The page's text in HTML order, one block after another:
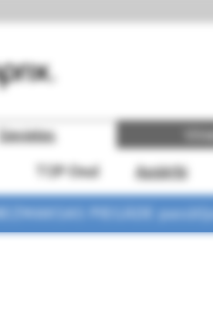
Sievietes
TOP-Deal Apģērbi
BEZMAKSAS PIEGĀDE